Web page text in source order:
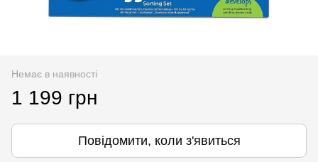
Немає в наявності
1 199 грн
Повідомити, коли з'явиться